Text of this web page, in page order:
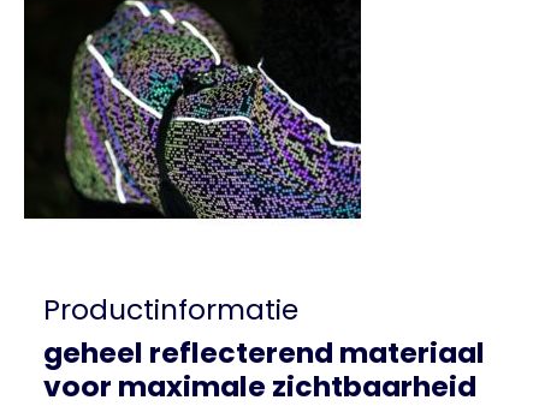
Productinformatie
geheel reflecterend materiaal
voor maximale zichtbaarheid